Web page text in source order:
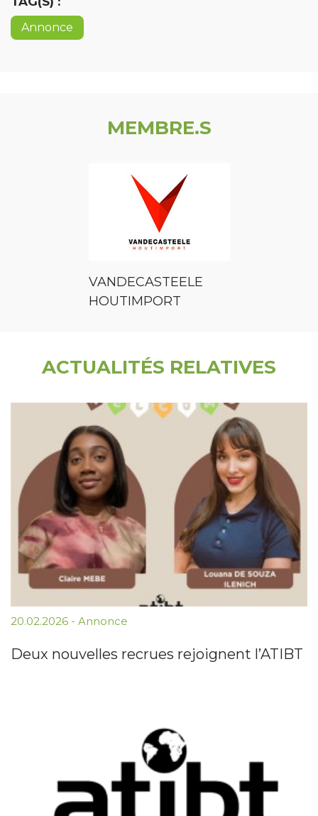
Annonce
MEMBRE.S
VANDECASTEELE
HOUTIMPORT
ACTUALITÉS RELATIVES
20.02.2026 - Annonce
Deux nouvelles recrues rejoignent l’ATIBT